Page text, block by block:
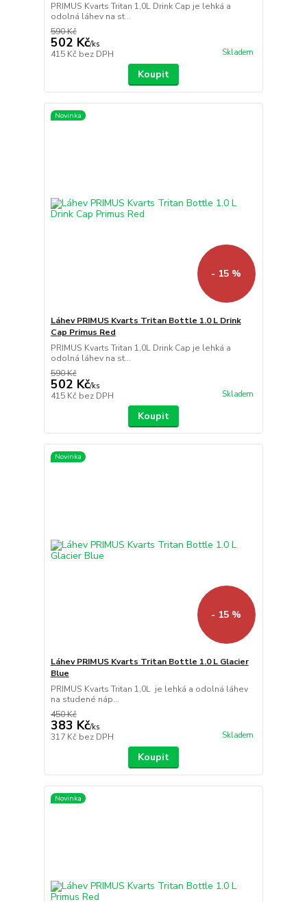
PRIMUS Kvarts Tritan 1,0L Drink Cap je lehká a
odolná láhev na st...
590 Kč
502 Kč/ks
415 Kč bez DPH Skladem
Koupit
Novinka
- 15 %
Láhev PRIMUS Kvarts Tritan Bottle 1.0 L Drink
Cap Primus Red
PRIMUS Kvarts Tritan 1,0L Drink Cap je lehká a
odolná láhev na st...
590 Kč
502 Kč/ks
415 Kč bez DPH Skladem
Koupit
Novinka
- 15 %
Láhev PRIMUS Kvarts Tritan Bottle 1.0 L Glacier
Blue
PRIMUS Kvarts Tritan 1,0L je lehká a odolná láhev
na studené náp...
450 Kč
383 Kč/ks
317 Kč bez DPH Skladem
Koupit
Novinka